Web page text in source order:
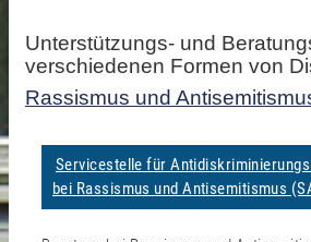
Unterstützungs- und
verschiedenen Formen von
Rassismus und
Servicestelle für
bei Rassismus und Antisemitismus